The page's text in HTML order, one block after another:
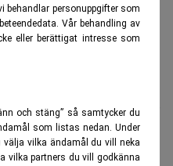
behandlar personuppgifter som
Vår behandling av
eller berättigat intresse som
och stäng” så samtycker du
som listas nedan. Under
välja vilka ändamål du vill neka
vilka partners du vill godkänna
om konkursskydd i USA.
på grund av covid-19.
Hypebeast att
verksamheten men med
G-Star fortsätta att
kanaler.